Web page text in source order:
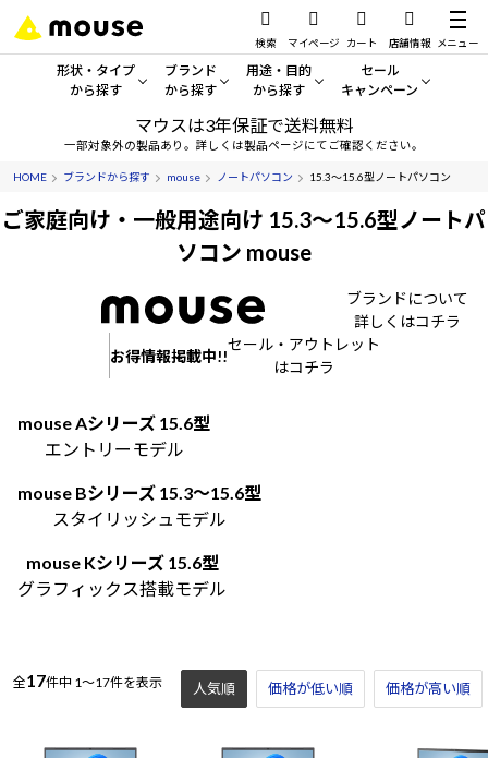
検索 マイページ カート 店舗情報 メニュー
形状・タイプ
から探す
形状・タイプから探す をすべてみる
デスクトップPC
ノートPC
ディスプレイ
Windows 11|Copilot+ PC
ブランド
から探す
mouse
G TUNE
NEXTGEAR
MousePro
Windows 11
用途・目的
から探す
一般向けパソコン
ゲーミングPC・ゲーム向けパソコン
クリエイティブ向け
ビジネス向けパソコン
学習向けパソコン
Windows 11
セール
キャンペーン
セール・キャンペー
期間限定セール
おすすめ目玉パソコン
今イチオシのパソコンをピ
マウスは3年保証で送料無料
一部対象外の製品あり。詳しくは製品ページにてご確認ください。
HOME ブランドから探す mouse ノートパソコン 15.3～15.6型ノートパソコン
ご家庭向け・一般用途向け 15.3～15.6型ノートパ
ソコン mouse
ブランドについて
詳しくはコチラ
お得情報掲載中!!
セール・アウトレット
はコチラ
mouse Aシリーズ 15.6型
エントリーモデル
mouse Bシリーズ 15.3～15.6型
スタイリッシュモデル
mouse Kシリーズ 15.6型
グラフィックス搭載モデル
全17件中 1～17件を表示 人気順 価格が低い順 価格が高い順